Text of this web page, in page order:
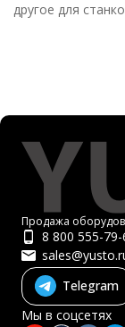
другое для
Продажа
8 800 555-79-
Telegram
Мы в соцсетях